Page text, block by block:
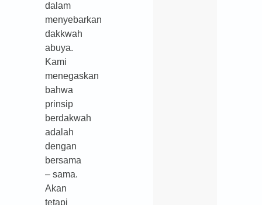
dalam
menyebarkan
dakkwah
abuya.
Kami
menegaskan
bahwa
prinsip
berdakwah
adalah
dengan
bersama
– sama.
Akan
tetapi